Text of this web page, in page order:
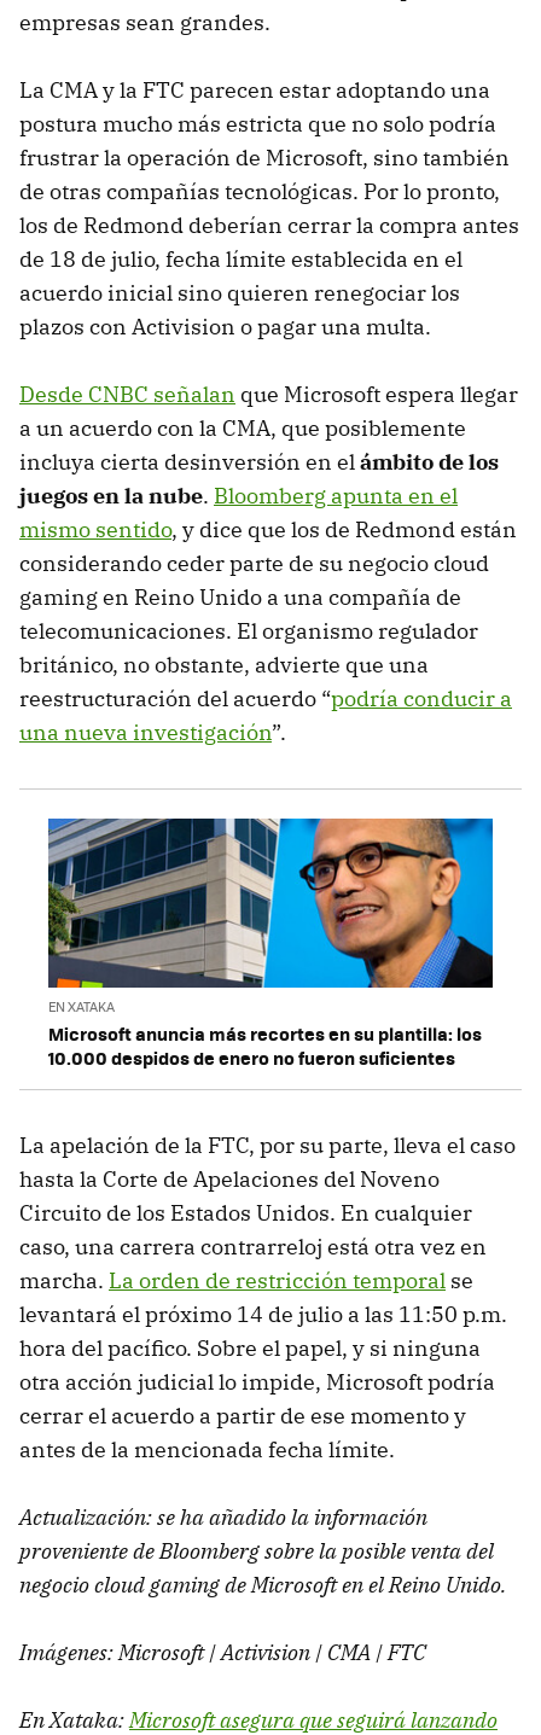
empresas sean grandes.
La CMA y la FTC parecen estar adoptando una
postura mucho más estricta que no solo podría
frustrar la operación de Microsoft, sino también
de otras compañías tecnológicas. Por lo pronto,
los de Redmond deberían cerrar la compra antes
de 18 de julio, fecha límite establecida en el
acuerdo inicial sino quieren renegociar los
plazos con Activision o pagar una multa.
Desde CNBC señalan que Microsoft espera llegar
a un acuerdo con la CMA, que posiblemente
incluya cierta desinversión en elámbito de los
juegos en la nube. Bloomberg apunta en el
mismo sentido, y dice que los de Redmond están
considerando ceder parte de su negocio cloud
gaming en Reino Unido a una compañía de
telecomunicaciones. El organismo regulador
británico, no obstante, advierte que una
reestructuración del acuerdo “podría conducir a
una nueva investigación”.
EN XATAKA
Microsoft anuncia más recortes en su plantilla: los
10.000 despidos de enero no fueron suficientes
La apelación de la FTC, por su parte, lleva el caso
hasta la Corte de Apelaciones del Noveno
Circuito de los Estados Unidos. En cualquier
caso, una carrera contrarreloj está otra vez en
marcha. La orden de restricción temporal se
levantará el próximo 14 de julio a las 11:50 p.m.
hora del pacífico. Sobre el papel, y si ninguna
otra acción judicial lo impide, Microsoft podría
cerrar el acuerdo a partir de ese momento y
antes de la mencionada fecha límite.
Actualización: se ha añadido la información
proveniente de Bloomberg sobre la posible venta del
negocio cloud gaming de Microsoft en el Reino Unido.
Imágenes: Microsoft | Activision | CMA | FTC
En Xataka:Microsoft asegura que seguirá lanzando